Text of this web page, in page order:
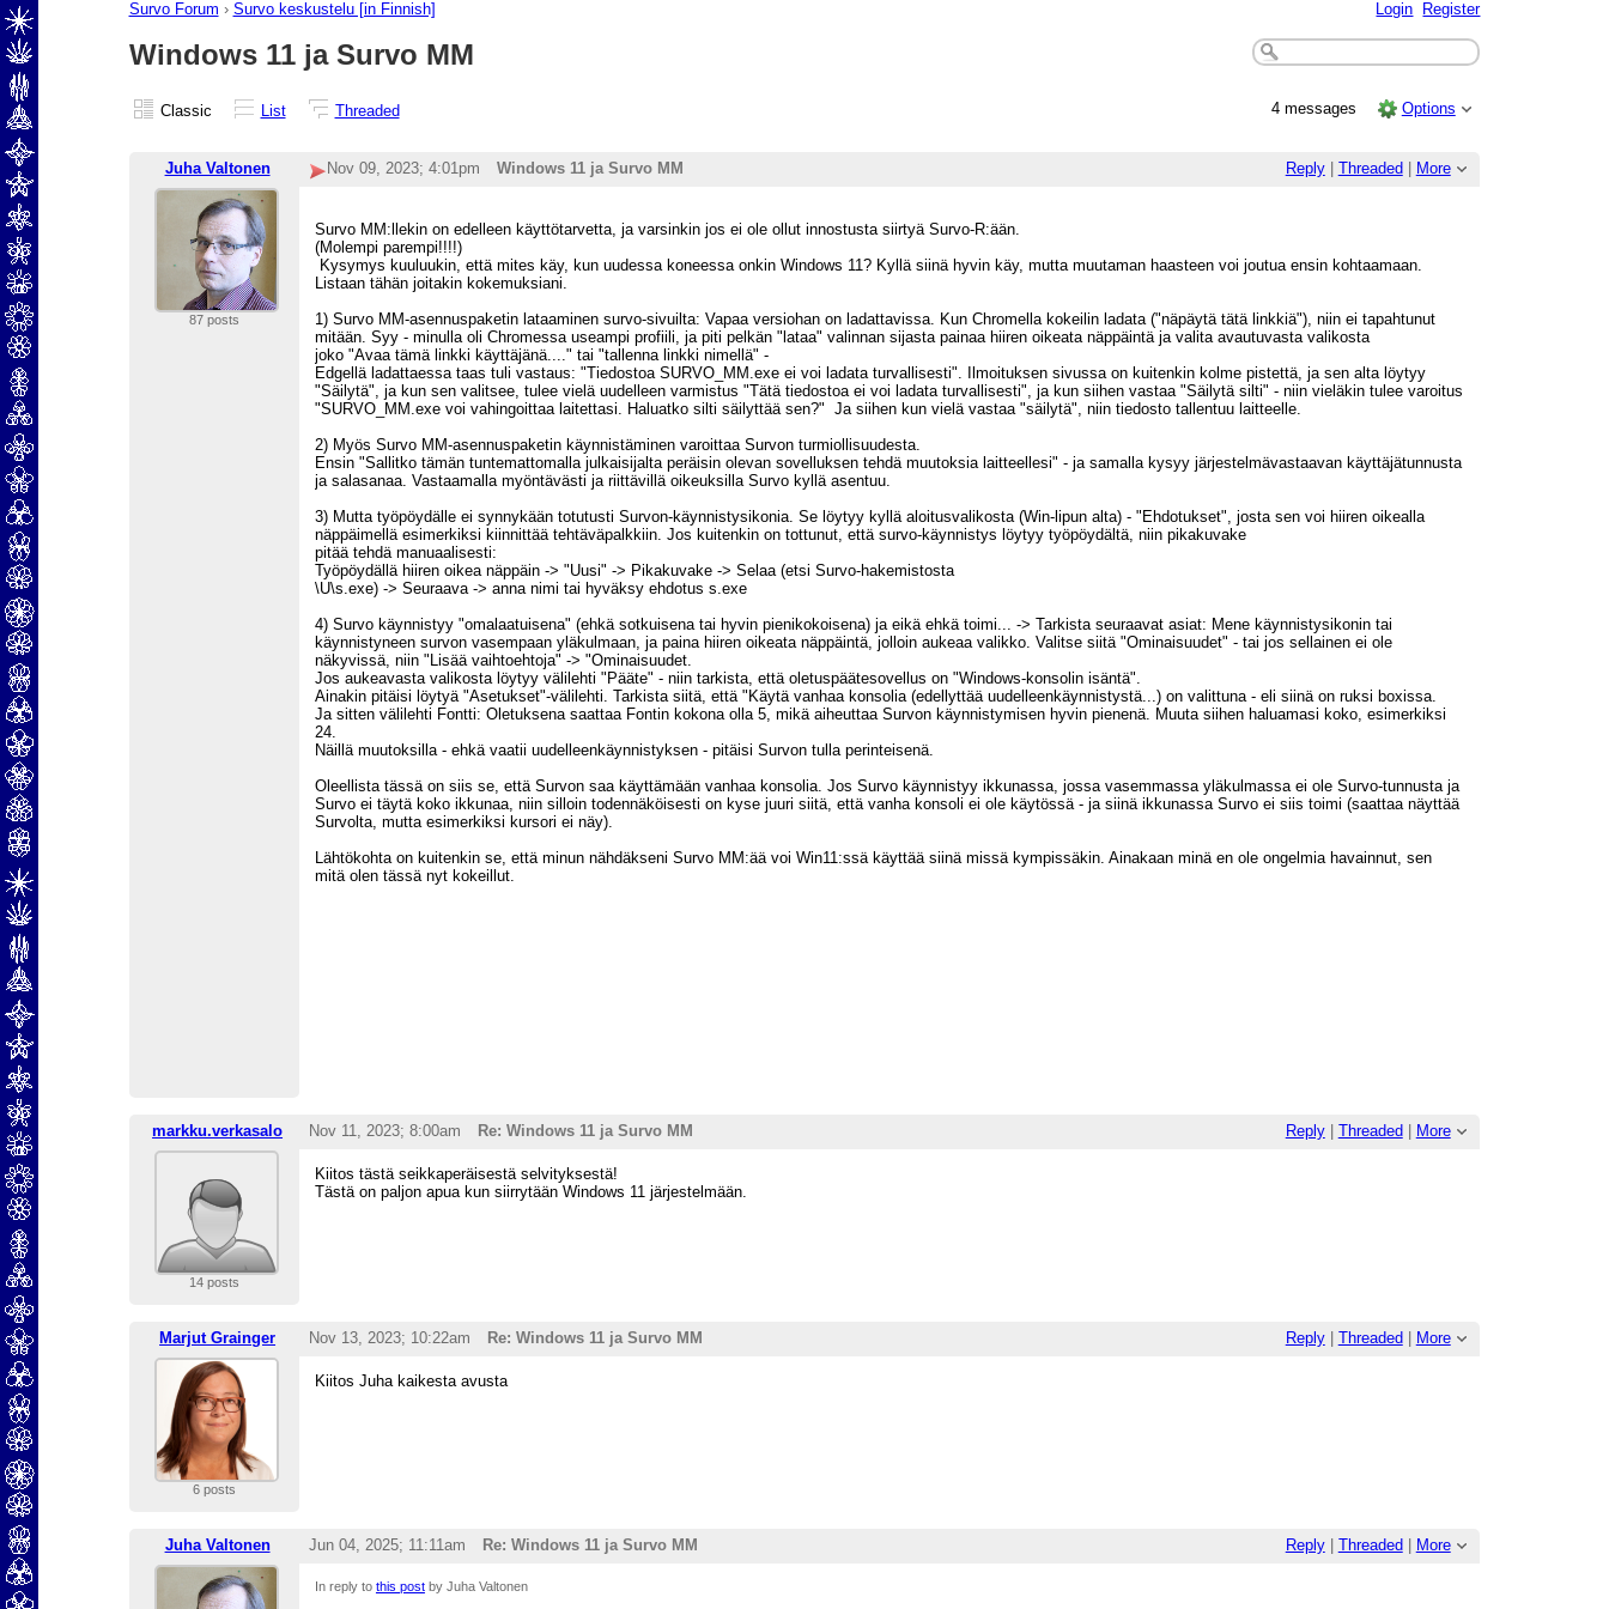
Survo Forum › Survo keskustelu [in Finnish] Login Register
Windows 11 ja Survo MM
Classic List Threaded 4 messages Options
Juha Valtonen Reply| Threaded More
Nov 09, 2023; 4:01pm Windows 11 ja Survo MM
87 posts
Survo MM:llekin on edelleen käyttötarvetta, ja varsinkin jos ei ole ollut innostusta siirtyä Survo-R:ään.
(Molempi parempi!!!!)
Kysymys kuuluukin, että mites käy, kun uudessa koneessa onkin Windows 11? Kyllä siinä hyvin käy, mutta muutaman haasteen voi joutua ensin kohtaamaan.
Listaan tähän joitakin kokemuksiani.
1) Survo MM-asennuspaketin lataaminen survo-sivuilta: Vapaa versiohan on ladattavissa. Kun Chromella kokeilin ladata ("näpäytä tätä linkkiä"), niin ei tapahtunut
mitään. Syy - minulla oli Chromessa useampi profiili, ja piti pelkän "lataa" valinnan sijasta painaa hiiren oikeata näppäintä ja valita avautuvasta valikosta
joko "Avaa tämä linkki käyttäjänä...." tai "tallenna linkki nimellä" -
Edgellä ladattaessa taas tuli vastaus: "Tiedostoa SURVO_MM.exe ei voi ladata turvallisesti". Ilmoituksen sivussa on kuitenkin kolme pistettä, ja sen alta löytyy
"Säilytä", ja kun sen valitsee, tulee vielä uudelleen varmistus "Tätä tiedostoa ei voi ladata turvallisesti", ja kun siihen vastaa "Säilytä silti" - niin vieläkin tulee varoitus
"SURVO_MM.exe voi vahingoittaa laitettasi. Haluatko silti säilyttää sen?" Ja siihen kun vielä vastaa "säilytä", niin tiedosto tallentuu laitteelle.
2) Myös Survo MM-asennuspaketin käynnistäminen varoittaa Survon turmiollisuudesta.
Ensin "Sallitko tämän tuntemattomalla julkaisijalta peräisin olevan sovelluksen tehdä muutoksia laitteellesi" - ja samalla kysyy järjestelmävastaavan käyttäjätunnusta
ja salasanaa. Vastaamalla myöntävästi ja riittävillä oikeuksilla Survo kyllä asentuu.
3) Mutta työpöydälle ei synnykään totutusti Survon-käynnistysikonia. Se löytyy kyllä aloitusvalikosta (Win-lipun alta) - "Ehdotukset", josta sen voi hiiren oikealla
näppäimellä esimerkiksi kiinnittää tehtäväpalkkiin. Jos kuitenkin on tottunut, että survo-käynnistys löytyy työpöydältä, niin pikakuvake
pitää tehdä manuaalisesti:
Työpöydällä hiiren oikea näppäin -> "Uusi" -> Pikakuvake -> Selaa (etsi Survo-hakemistosta
\U\s.exe) -> Seuraava -> anna nimi tai hyväksy ehdotus s.exe
4) Survo käynnistyy "omalaatuisena" (ehkä sotkuisena tai hyvin pienikokoisena) ja eikä ehkä toimi... -> Tarkista seuraavat asiat: Mene käynnistysikonin tai
käynnistyneen survon vasempaan yläkulmaan, ja paina hiiren oikeata näppäintä, jolloin aukeaa valikko. Valitse siitä "Ominaisuudet" - tai jos sellainen ei ole
näkyvissä, niin "Lisää vaihtoehtoja" -> "Ominaisuudet.
Jos aukeavasta valikosta löytyy välilehti "Pääte" - niin tarkista, että oletuspäätesovellus on "Windows-konsolin isäntä".
Ainakin pitäisi löytyä "Asetukset"-välilehti. Tarkista siitä, että "Käytä vanhaa konsolia (edellyttää uudelleenkäynnistystä...) on valittuna - eli siinä on ruksi boxissa.
Ja sitten välilehti Fontti: Oletuksena saattaa Fontin kokona olla 5, mikä aiheuttaa Survon käynnistymisen hyvin pienenä. Muuta siihen haluamasi koko, esimerkiksi
24.
Näillä muutoksilla - ehkä vaatii uudelleenkäynnistyksen - pitäisi Survon tulla perinteisenä.
Oleellista tässä on siis se, että Survon saa käyttämään vanhaa konsolia. Jos Survo käynnistyy ikkunassa, jossa vasemmassa yläkulmassa ei ole Survo-tunnusta ja
Survo ei täytä koko ikkunaa, niin silloin todennäköisesti on kyse juuri siitä, että vanha konsoli ei ole käytössä - ja siinä ikkunassa Survo ei siis toimi (saattaa näyttää
Survolta, mutta esimerkiksi kursori ei näy).
Lähtökohta on kuitenkin se, että minun nähdäkseni Survo MM:ää voi Win11:ssä käyttää siinä missä kympissäkin. Ainakaan minä en ole ongelmia havainnut, sen
mitä olen tässä nyt kokeillut.
markku.verkasalo Reply| Threaded More
Nov 11, 2023; 8:00am Re: Windows 11 ja Survo MM
14 posts
Kiitos tästä seikkaperäisestä selvityksestä!
Tästä on paljon apua kun siirrytään Windows 11 järjestelmään.
Marjut Grainger Reply| Threaded More
Nov 13, 2023; 10:22am Re: Windows 11 ja Survo MM
6 posts
Kiitos Juha kaikesta avusta
Juha Valtonen Reply| Threaded More
Jun 04, 2025; 11:11am Re: Windows 11 ja Survo MM
In reply to this postby Juha Valtonen